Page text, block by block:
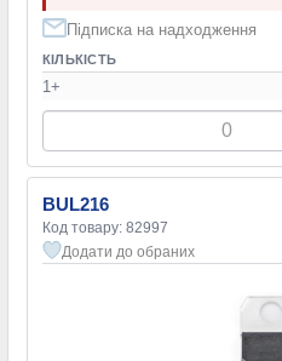
Підписка на надходження
КІЛЬКІСТЬ
1+
BUL216
Код товару: 82997
Додати до обраних